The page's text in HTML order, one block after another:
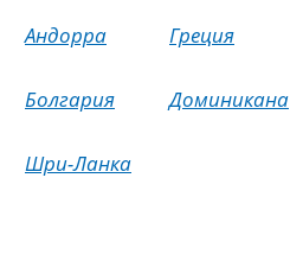
Андорра
Болгария
Греция
Доминикана
Шри-Ланка